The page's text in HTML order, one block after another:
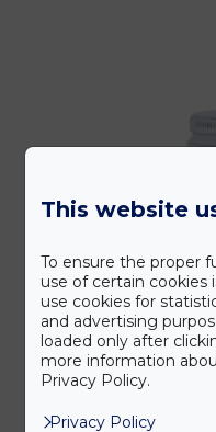
This website
To ensure the proper
use of certain cookies
use cookies for
and advertising
loaded only after
more information
Privacy Policy.
Privacy Policy